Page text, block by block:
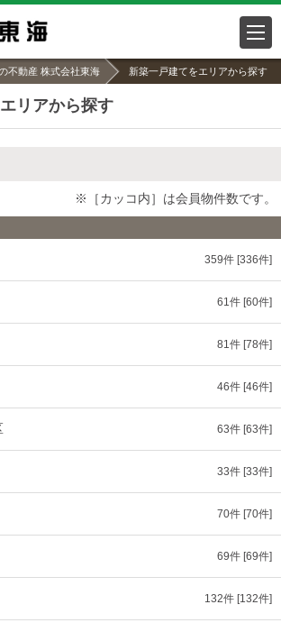
不動産 株式会社東海 新築一戸建てをエリアから探す
リアから探す
※［カッコ内］は会員物件数です。
359件 [336件]
61件 [60件]
81件 [78件]
46件 [46件]
63件 [63件]
33件 [33件]
70件 [70件]
69件 [69件]
132件 [132件]